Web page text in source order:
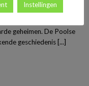
charme van
geheimen. De Poolse
geschiedenis [...]
Instellingen